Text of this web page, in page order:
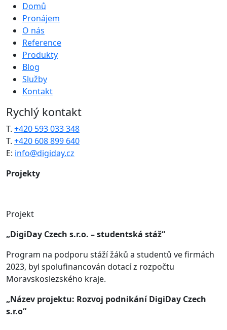
Domů
Pronájem
O nás
Reference
Produkty
Blog
Služby
Kontakt
Rychlý kontakt
T. +420 593 033 348
T. +420 608 899 640
E: info@digiday.cz
Projekty
Projekt
„DigiDay Czech s.r.o. – studentská stáž“
Program na podporu stáží žáků a studentů ve firmách
2023, byl spolufinancován dotací z rozpočtu
Moravskoslezského kraje.
„Název projektu: Rozvoj podnikání DigiDay Czech
s.r.o“